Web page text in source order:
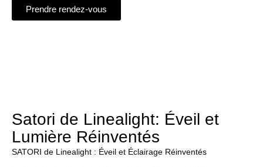
Prendre rendez-vous
Satori de Linealight: Éveil et
Lumière Réinventés
SATORI de Linealight : Éveil et Éclairage Réinventés